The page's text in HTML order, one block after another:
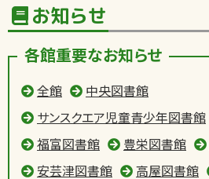
お知らせ
各館重要なお知らせ
全館
中央図書館
サンスクエア児童青少年図書館
福富図書館
豊栄図書館
安芸津図書館
高屋図書館